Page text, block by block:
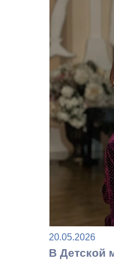
Владикавказ
ОРВ и
Оценка
местного
Открытые
проверок
20.05.2026
В Детской